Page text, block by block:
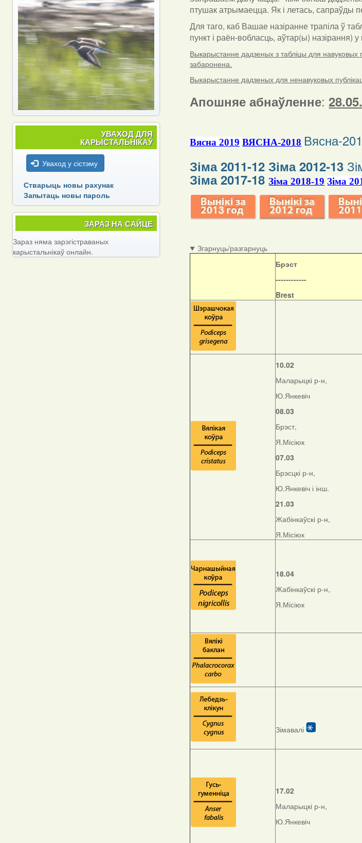
птушак атрымаецца. Як і летась, сапраўды
Для таго, каб Вашае назіранне трапіла ў
пункт і раён-вобласць, аўтар(ы) назірання)
Выкарыстанне дадзеных з табліцы для навуковых
забаронена.
Выкарыстанне дадзеных для ненавуковых
Апошняе абнаўленне:
Вясна 2019 ВЯСНА-2018 Вясна-
Зіма 2011-12 Зіма 2012-13
Зіма 2017-18 Зіма 2018-19 Зіма
Згарнуць/разгарнуць
Брэст
------------
Brest
10.02
Маларыцкі р-н,
Ю.Янкевіч
08.03
Брэст,
Я.Місіюк
07.03
Брэсцкі р-н,
Ю.Янкевіч і інш.
21.03
Жабінкаўскі р-н,
Я.Місіюк
18.04
Жабінкаўскі р-н,
Я.Місіюк
Зімавалі
17.02
Маларыцкі р-н,
Ю.Янкевіч
УВАХОД ДЛЯ
КАРЫСТАЛЬНІКАЎ
Уваход у сістэму
Стварыць новы рахунак
Запытаць новы пароль
ЗАРАЗ НА САЙЦЕ
Зараз няма зарэгістраваных
карыстальнікаў онлайн.